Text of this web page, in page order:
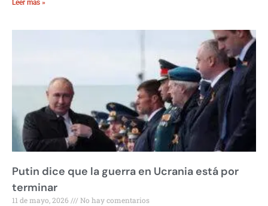
Leer más »
Putin dice que la guerra en Ucrania está por
terminar
11 de mayo, 2026 No hay comentarios